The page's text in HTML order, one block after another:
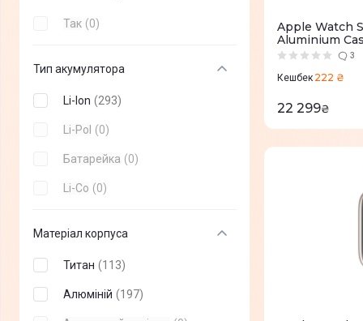
Так (0)
Тип акумулятора
Li-Ion (293)
Li-Pol (0)
Батарейка (0)
Li-Co (0)
Матеріал корпуса
Титан (113)
Алюміній (197)
Apple Watch
Aluminium
Band - S/M
3
Кешбек 222 ₴
22 299₴